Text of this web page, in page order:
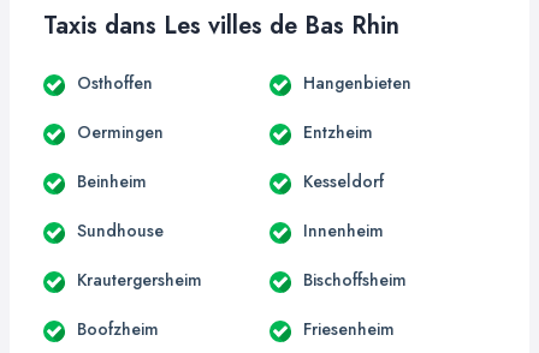
Taxis dans Les villes de Bas Rhin
Osthoffen Hangenbieten
Oermingen Entzheim
Beinheim Kesseldorf
Sundhouse Innenheim
Krautergersheim Bischoffsheim
Boofzheim Friesenheim